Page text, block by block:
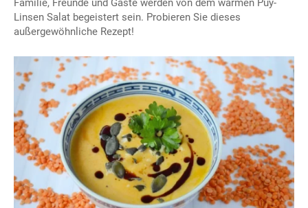
Familie, Freunde und Gäste werden von dem warmen Puy-
Linsen Salat begeistert sein. Probieren Sie dieses
außergewöhnliche Rezept!